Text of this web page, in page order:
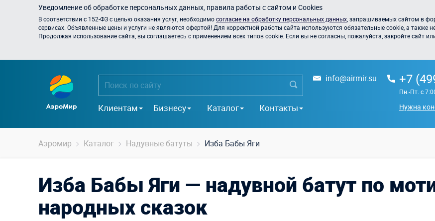
Уведомление об обработке персональных данных, правила работы с сайтом и Cookies
В соответствии с 152-ФЗ с целью оказания услуг, необходимосогласие на обработку персональных данных , запрашиваемых сайтом в
сервисах. Объявленные цены и услуги не являются офертой! Для корректной работы сайта используются обязательные cookie, а также
Продолжая использование сайта, вы соглашаетесь с применением всех типов cookie. Если вы не согласны, пожалуйста, закройте сайт
Клиентам Бизнесу Каталог Контакты
info@airmir.su +7
Пн.-Пт. с
Нужна
Аэромир Каталог Надувные батуты Изба Бабы Яги
Изба Бабы Яги — надувной батут по
народных сказок